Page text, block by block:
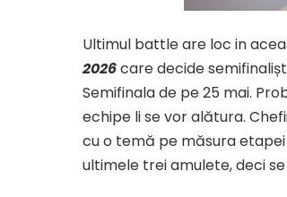
Ultimul battle are loc in
2026care decide
Semifinala de pe 25 mai.
echipe li se vor alătura.
cu o temă pe măsura
ultimele trei amulete, deci